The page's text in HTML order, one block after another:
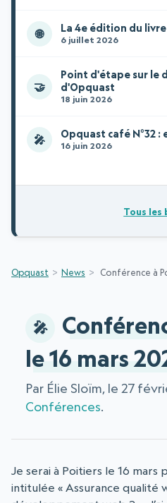
🌐 La 4e édition du
6 juillet 2026
🤝
Point d'étape sur le
d'Opquast
18 juin 2026
🎤 Opquast café N°32 :
16 juin 2026
Tous les
Opquast News Conférence à
le 16 mars
Par Élie Sloïm, le 27
Conférences.
Je serai à Poitiers le 16
intitulée « Assurance qualité